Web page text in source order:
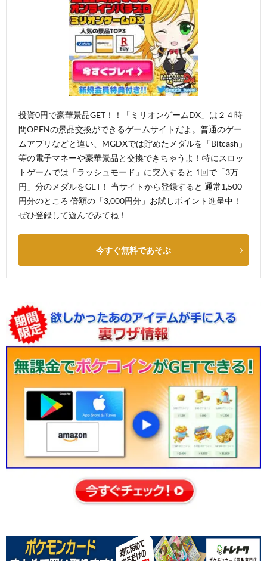
投資0円で豪華景品GET！！「ミリオンゲームDX」は２４時
間OPENの景品交換ができるゲームサイトだよ。普通のゲー
ムアプリなどと違い、MGDXでは貯めたメダルを「Bitcash」
等の電子マネーや豪華景品と交換できちゃうよ！特にスロッ
トゲームでは「ラッシュモード」に突入すると 1回で「3万
円」分のメダルをGET！ 当サイトから登録すると 通常1,500
円分のところ 倍額の「3,000円分」お試しポイント進呈中！
ぜひ登録して遊んでみてね！
今すぐ無料であそぶ